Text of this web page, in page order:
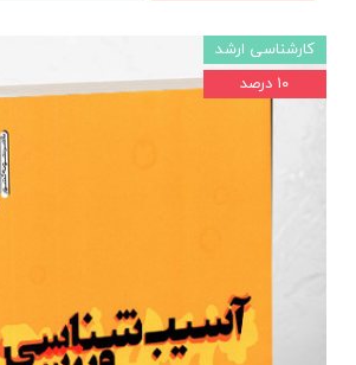
کارشناسی ارشد
۱۰ درصد